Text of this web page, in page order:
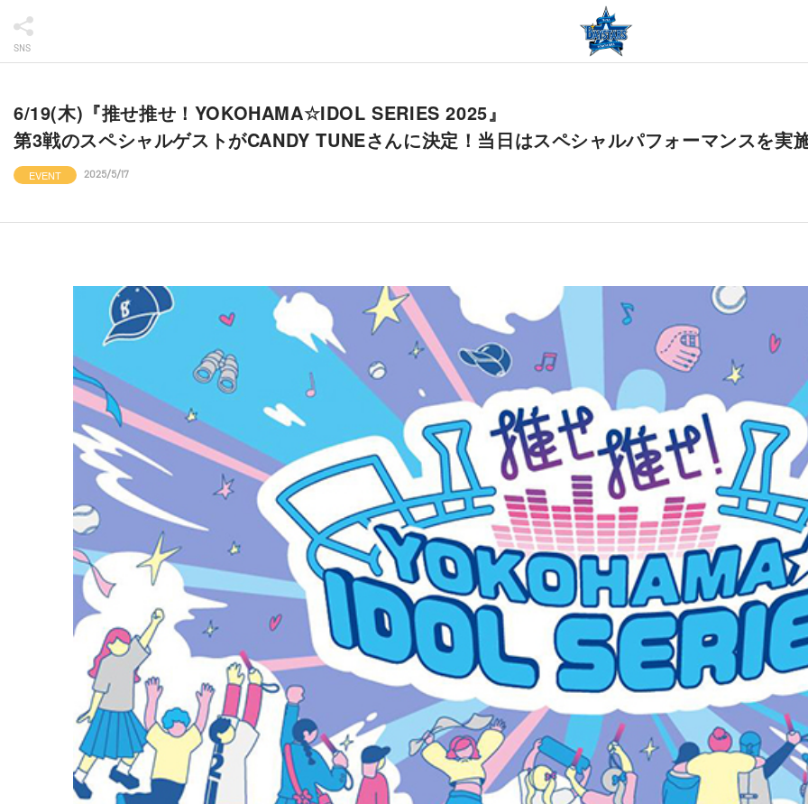
SNS
6/19(木)『推せ推せ！YOKOHAMA☆IDOL SERIES 2025』
第3戦のスペシャルゲストがCANDY TUNEさんに決定！当日はスペシャルパフォーマンスを実
EVENT 2025/5/17